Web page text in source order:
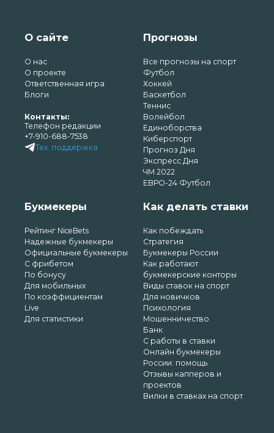
О сайте
О нас
О проекте
Ответственная игра
Блоги
Контакты:
Телефон редакции
+7-910-688-7538
Тех. поддержка
Прогнозы
Все прогнозы на спорт
Футбол
Хоккей
Баскетбол
Теннис
Волейбол
Единоборства
Киберспорт
Прогноз Дня
Экспресс Дня
ЧМ 2022
ЕВРО-24 Футбол
Букмекеры
Рейтинг NiceBets
Надежные букмекеры
Официальные букмекеры
С фрибетом
По бонусу
Для мобильных
По коэффициентам
Live
Для статистики
Как делать ставки
Как побеждать
Стратегия
Букмекеры России
Как работают
букмекерские конторы
Виды ставок на спорт
Для новичков
Психология
Мошенничество
Банк
С работы в ставки
Онлайн букмекеры
России: помощь
Отзывы капперов и
проектов
Вилки в ставках на спорт